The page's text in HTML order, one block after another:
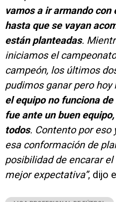
vamos a ir armando con
hasta que se vayan
están planteadas.
iniciamos el
campeón, los últimos
pudimos ganar pero hoy
el equipo no funciona
fue ante un buen
todos. Contento por eso
esa conformación de
posibilidad de encarar
mejor expectativa”, dijo